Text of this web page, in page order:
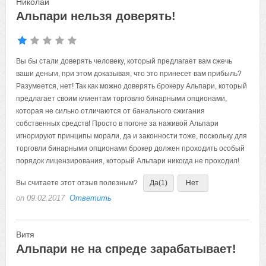
Альпари нельзя доверять!
Вы бы стали доверять человеку, который предлагает вам сжечь
ваши деньги, при этом доказывая, что это принесет вам прибыль?
Разумеется, нет! Так как можно доверять брокеру Альпари, который
предлагает своим клиентам торговлю бинарными опционами,
которая не сильно отличаются от банального сжигания
собственных средств! Просто в погоне за наживой Альпари
игнорируют принципы морали, да и законности тоже, поскольку для
торговли бинарными опционами брокер должен проходить особый
порядок лицензирования, который Альпари никогда не проходил!
Вы считаете этот отзыв полезным? Да(1) Нет
on 09.02.2017 Ответить
Витя
Альпари не на спреде зарабатывает!